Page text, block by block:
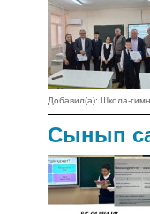
Добавил(а): Школа-
Сынып